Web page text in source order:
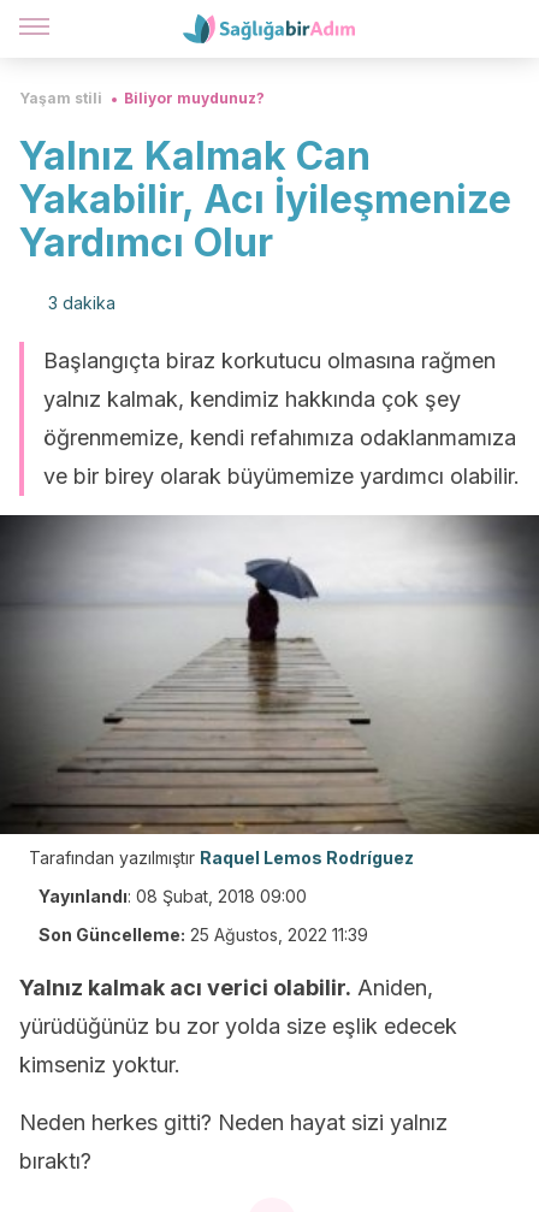
Yaşam stili Biliyor muydunuz?
Yalnız Kalmak Can
Yakabilir, Acı İyileşmenize
Yardımcı Olur
3 dakika
Başlangıçta biraz korkutucu olmasına rağmen
yalnız kalmak, kendimiz hakkında çok şey
öğrenmemize, kendi refahımıza odaklanmamıza
ve bir birey olarak büyümemize yardımcı olabilir.
Tarafından yazılmıştır Raquel Lemos Rodríguez
Yayınlandı: 08 Şubat, 2018 09:00
Son Güncelleme: 25 Ağustos, 2022 11:39
Yalnız kalmak acı verici olabilir. Aniden,
yürüdüğünüz bu zor yolda size eşlik edecek
kimseniz yoktur.
Neden herkes gitti? Neden hayat sizi yalnız
bıraktı?